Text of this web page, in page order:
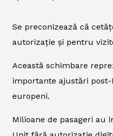
Se preconizează că
autorizație și pentru
Această schimbare
importante ajustări
europeni.
Milioane de pasageri au